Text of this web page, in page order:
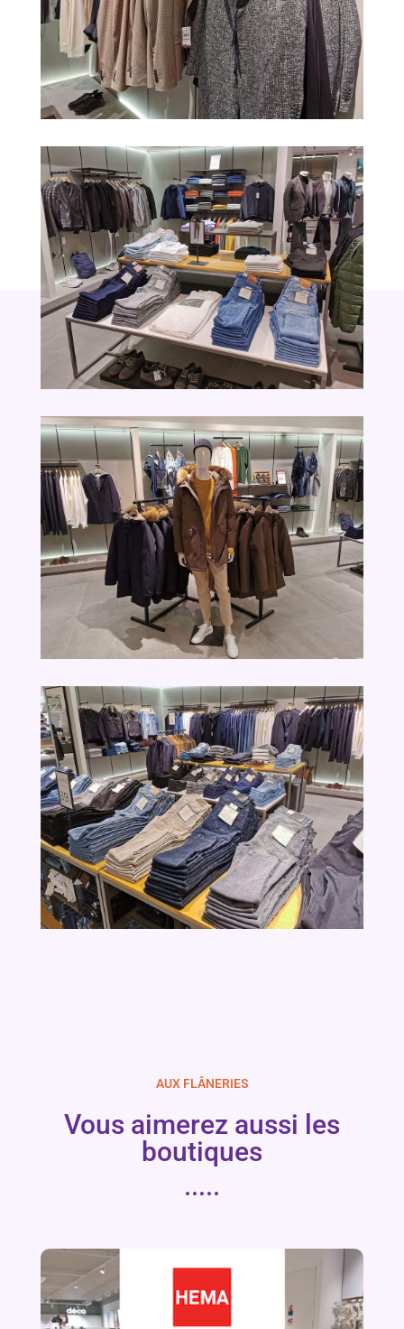
AUX FLÂNERIES
Vous aimerez aussi les
boutiques